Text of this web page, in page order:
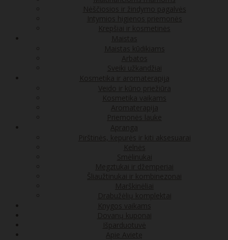
Nėščiosios ir žindymo pagalvės
Intymios higienos priemonės
Krepšiai ir kosmetinės
Maistas
Maistas kūdikiams
Arbatos
Sveiki užkandžiai
Kosmetika ir aromaterapija
Veido ir kūno priežiūra
Kosmetika vaikams
Aromaterapija
Priemonės lauke
Apranga
Pirštinės, kepurės ir kiti aksesuarai
Kelnės
Smėlinukai
Megztukai ir džemperiai
Šliaužtinukai ir kombinezonai
Marškinėliai
Drabužėlių komplektai
Knygos vaikams
Dovanų kuponai
Išparduotuvė
Apie Avietę